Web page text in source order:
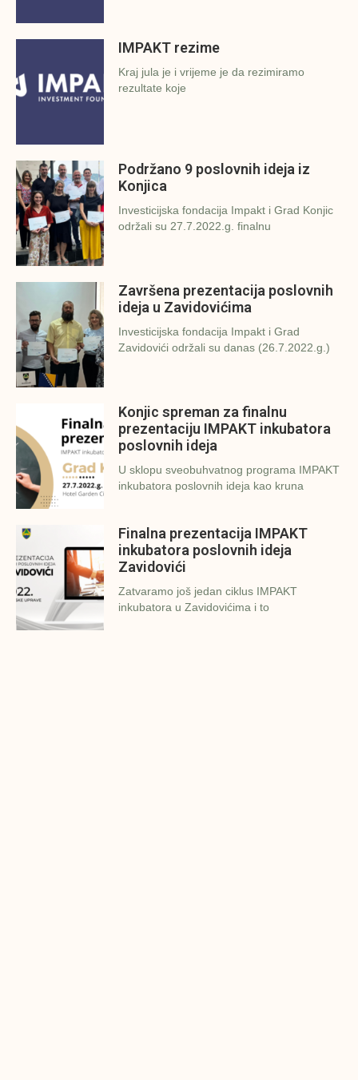
IMPAKT rezime
Kraj jula je i vrijeme je da rezimiramo
rezultate koje
Podržano 9 poslovnih ideja iz
Konjica
Investicijska fondacija Impakt i Grad Konjic
održali su 27.7.2022.g. finalnu
Završena prezentacija poslovnih
ideja u Zavidovićima
Investicijska fondacija Impakt i Grad
Zavidovići održali su danas (26.7.2022.g.)
Konjic spreman za finalnu
prezentaciju IMPAKT inkubatora
poslovnih ideja
U sklopu sveobuhvatnog programa IMPAKT
inkubatora poslovnih ideja kao kruna
Finalna prezentacija IMPAKT
inkubatora poslovnih ideja
Zavidovići
Zatvaramo još jedan ciklus IMPAKT
inkubatora u Zavidovićima i to